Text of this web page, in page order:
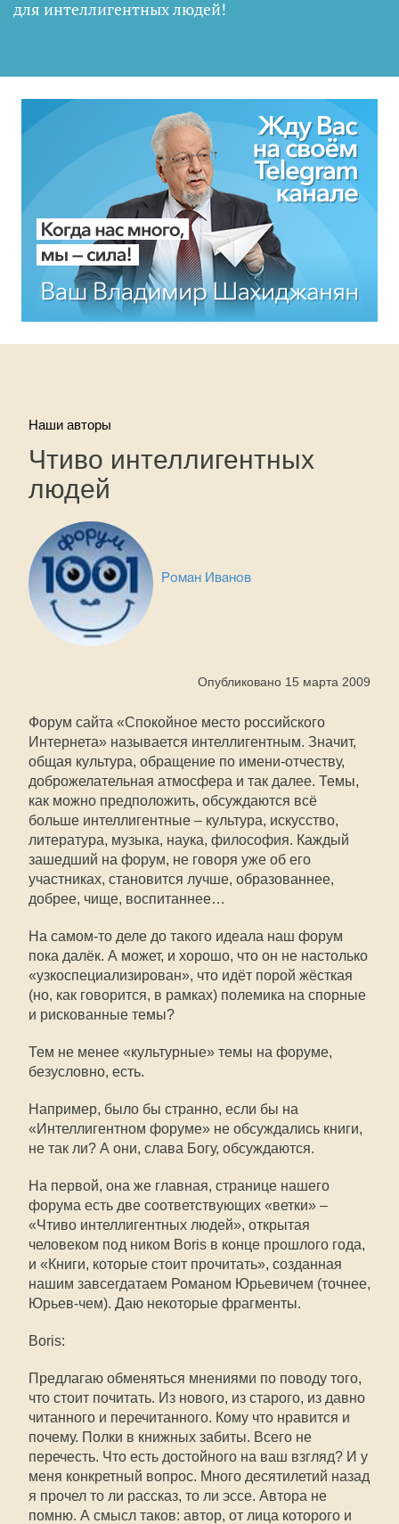
для интеллигентных людей!
Наши авторы
Чтиво интеллигентных
людей
Роман Иванов
Опубликовано 15 марта 2009
Форум сайта «Спокойное место российского
Интернета» называется интеллигентным. Значит,
общая культура, обращение по имени-отчеству,
доброжелательная атмосфера и так далее. Темы,
как можно предположить, обсуждаются всё
больше интеллигентные – культура, искусство,
литература, музыка, наука, философия. Каждый
зашедший на форум, не говоря уже об его
участниках, становится лучше, образованнее,
добрее, чище, воспитаннее…
На самом-то деле до такого идеала наш форум
пока далёк. А может, и хорошо, что он не настолько
«узкоспециализирован», что идёт порой жёсткая
(но, как говорится, в рамках) полемика на спорные
и рискованные темы?
Тем не менее «культурные» темы на форуме,
безусловно, есть.
Например, было бы странно, если бы на
«Интеллигентном форуме» не обсуждались книги,
не так ли? А они, слава Богу, обсуждаются.
На первой, она же главная, странице нашего
форума есть две соответствующих «ветки» –
«Чтиво интеллигентных людей», открытая
человеком под ником Boris в конце прошлого года,
и «Книги, которые стоит прочитать», созданная
нашим завсегдатаем Романом Юрьевичем (точнее,
Юрьев-чем). Даю некоторые фрагменты.
Boris:
Предлагаю обменяться мнениями по поводу того,
что стоит почитать. Из нового, из старого, из давно
читанного и перечитанного. Кому что нравится и
почему. Полки в книжных забиты. Всего не
перечесть. Что есть достойного на ваш взгляд? И у
меня конкретный вопрос. Много десятилетий назад
я прочел то ли рассказ, то ли эссе. Автора не
помню. А смысл таков: автор, от лица которого и